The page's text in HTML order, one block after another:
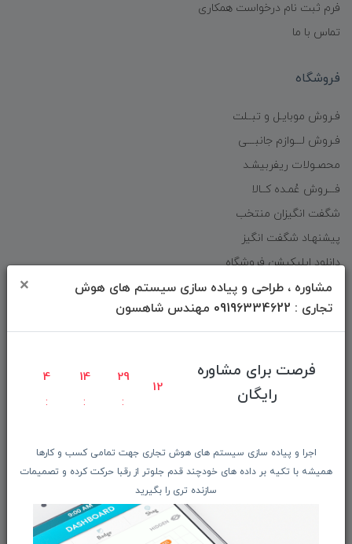
مشاوره ، طراحی و پیاده سازی سیستم های هوش
تجاری : 09196334622 مهندس شاهسون
×
فرصت برای مشاوره
رایگان
4 14 29
12
اجرا و پیاده سازی سیستم های هوش تجاری جهت تمامی کسب و کارها
همیشه با تکیه بر داده های خودچند قدم جلوتر از رقبا حرکت کرده و تصمیمات
سازنده تری را بگیرید
فرم ثبت نام درخواست همکاری
تماس با ما
فروشگاه
فـروش موبایـل و تبــلت
فـروش لـــوازم جانبـــی
محصـولات ریفربیشـد
فـــروش عُمـده کــالا
شگفت انگیزان منتخب
پیشنهـاد شگفت انگیز
دانلود اپلیکیشن فروشگاه
دسترسی سریع
راهنمای ثبت سفارش
معرفـــی همکــاران
درباره ما بیشتر بدانید